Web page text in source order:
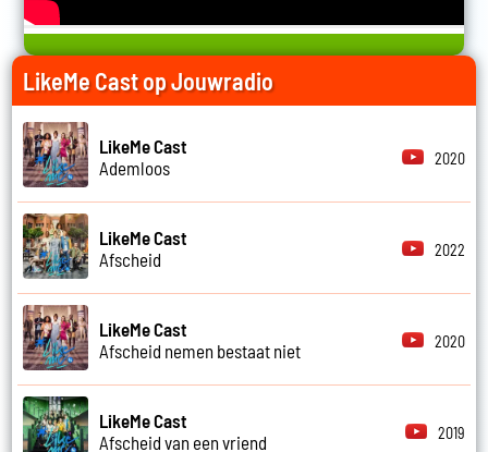
LikeMe Cast op Jouwradio
LikeMe Cast
Ademloos
2020
LikeMe Cast
Afscheid
2022
LikeMe Cast
Afscheid nemen bestaat niet
2020
LikeMe Cast
Afscheid van een vriend
2019